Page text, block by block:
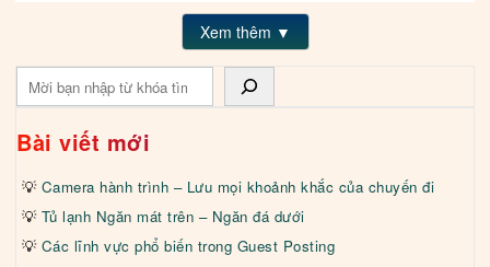
4. Kinh Doanh và Tiếp Thị
6. Quyền Riêng Tư và Bảo Mật Dữ Liệu
1. Sự Tiến Hóa của Mạng Xã Hội
Xem thêm ▼
Bài viết mới
Camera hành trình – Lưu mọi khoảnh khắc của chuyến đi
Tủ lạnh Ngăn mát trên – Ngăn đá dưới
Các lĩnh vực phổ biến trong Guest Posting